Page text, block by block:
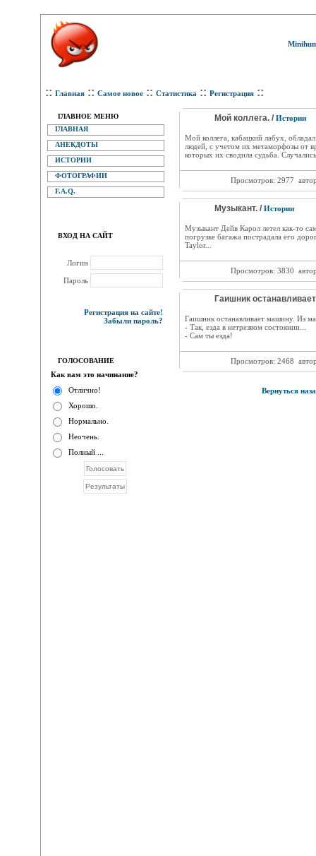
:: Главная :: Самое новое :: Статистика :: Регистрация ::
ГЛАВНОЕ МЕНЮ
ГЛАВНАЯ
АНЕКДОТЫ
ИСТОРИИ
ФОТОГРАФИИ
F.A.Q.
ВХОД НА САЙТ
Логин
Пароль
Регистрация на сайте!
Забыли пароль?
ГОЛОСОВАНИЕ
Как вам это начинание?
Отлично!
Хорошо.
Нормально.
Неочень.
Полный ...
Мой коллега. / Истории
Мой коллега, кабацкий лабух,
людей, с учетом их метаморфозы от
которых их сводила судьба.
Просмотров: 2977
Музыкант. / Истории
Музыкант Дейв Карол летел как-то
погрузке багажа пострадала его
Taylor...
Просмотров: 3830
Гаишник
Гаишник останавливает машину. Из
- Так, езда в нетрезвом состоянии...
- Сам ты езда!
Просмотров: 2468
Вернуться